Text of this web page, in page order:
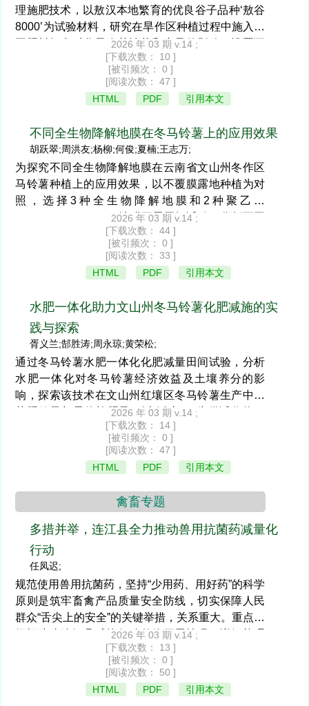
理施肥技术，以敖汉本地繁育的优良谷子品种‘敖谷
8000’为试验材料，研究在旱作区种植过程中施入不
同肥料组合对谷子农艺性状和产量的影响。设置两
组对照（CK1和CK2），设置3个中微量菌肥梯度试
验。试验结果表明：复合肥（12-18-15≥45%）+“艾
加3号”牌中微量生物菌肥对谷子农艺性状（株高、
穗长、根质量、倒伏率）和亩产量方面有良好的改
善效果。施35 kg/亩复合肥（12-18-15≥45%）+7.5
kg/亩“艾加3号”牌中微量生物菌肥组合，产量和经济
效益最大。与不施底肥（CK1）相比，产量增幅最
大为48.60%、经济效益增加纯收入438.3元/亩；与
施相同复合肥底肥不施中微量菌肥（CK2）相比，
产量增幅最大为28.62%、经济效益增加纯收入
2026 年 03 期 v.14 ;
[下载次数： 10 ]
[被引频次： 0 ]
[阅读次数： 47 ]
HTML
PDF 引用本文
不同全生物降解地膜在冬马铃薯上的应用效果
胡跃翠;周洪友;杨柳;何俊;夏楠;王志万;
为探究不同全生物降解地膜在云南省文山州冬作区
马铃薯种植上的应用效果，以不覆膜露地种植为对
照，选择3种全生物降解地膜和2种聚乙烯
（polyethylene,PE）地膜开展田间试验，分析不同
覆膜处理的降解进程以及对冬马铃薯产量和经济效
益的影响。结果表明，露地种植较覆膜种植减产
14.30%～25.62%;3种降解膜均较普通地膜增产，且
增产效果差异显著；在覆膜栽培冬马铃薯整个生育
期内，普通地膜均无降解性状出现，而全生物降解
地膜处理在覆膜50 d后进入降解诱导期，收获期仅
有1种全生物降解膜进入大裂期。因此，从可控性、
安全性以及机械可操作性出发，建议在当地推广使
用T3全生物降解膜。
2026 年 03 期 v.14 ;
[下载次数： 44 ]
[被引频次： 0 ]
[阅读次数： 33 ]
HTML
PDF 引用本文
水肥一体化助力文山州冬马铃薯化肥减施的实
践与探索
胥义兰;郜胜涛;周永琼;黄荣松;
通过冬马铃薯水肥一体化化肥减量田间试验，分析
水肥一体化对冬马铃薯经济效益及土壤养分的影
响，探索该技术在文山州红壤区冬马铃薯生产中的
节肥效果与最佳施肥量。以‘沃土V7’为供试作物，
试设5个处理：常规+配方施肥（CK1）、水肥一体
化+配方施肥（CK2）、水肥一体化+配方施肥减施
10%、水肥一体化+配方施肥减施20%、水肥一体化
+配方施肥减施30%。结果表明：水肥一体化+配方
施肥减施10%处理下农艺性状综合最优，株高40.2
cm、茎粗1.87 mm，且缺塘率显著降低；该处理产
量达3 374.24 kg/亩，较CK1增产18.04%，净增收
955.38元/亩、投产比1:2.25，经济效益最佳。同
时，水肥一体化+配方施肥减施10%处理下土壤有机
质、有效磷、速效钾残留量最接近基础水平，养分
平衡状况最优。
2026 年 03 期 v.14 ;
[下载次数： 14 ]
[被引频次： 0 ]
[阅读次数： 47 ]
HTML
PDF 引用本文
禽畜专题
多措并举，连江县全力推动兽用抗菌药减量化
行动
任凤迟;
规范使用兽用抗菌药，坚持“少用药、用好药”的科学
原则是筑牢畜禽产品质量安全防线，切实保障人民
群众“舌尖上的安全”的关键举措，关系重大。重点介
绍福建省连江县减抗行动整体开展情况、详细梳理
管理部门在政策制定、监督检查、技术推广、宣传
推进等强化减抗行动落实具体措施，同时阐述养殖
企业建立健全相关制度、完善养殖档案管理、建立
严格的生物安全防控措施、规范防疫免疫、严格把
2026 年 03 期 v.14 ;
[下载次数： 13 ]
[被引频次： 0 ]
[阅读次数： 50 ]
HTML
PDF 引用本文